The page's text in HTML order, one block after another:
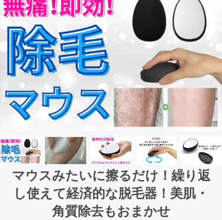
マウスみたいに擦るだけ！繰り返
し使えて経済的な脱毛器！美肌・
角質除去もおまかせ